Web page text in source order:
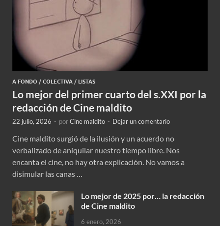
A FONDO / COLECTIVA / LISTAS
Lo mejor del primer cuarto del s.XXI por la
redacción de Cine maldito
22 julio, 2026 - porCine maldito - Dejar un comentario
Cine maldito surgió de la ilusión y un acuerdo no
verbalizado de aniquilar nuestro tiempo libre. Nos
encanta el cine, no hay otra explicación. No vamos a
disimular las canas …
Lo mejor de 2025 por… la redacción
de Cine maldito
6 enero, 2026